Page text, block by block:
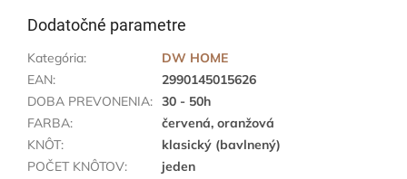
Dodatočné parametre
Kategória:
DW HOME
EAN:
2990145015626
DOBA PREVONENIA: 30 - 50h
FARBA:
červená, oranžová
KNÔT:
klasický (bavlnený)
POČET KNÔTOV:
jeden